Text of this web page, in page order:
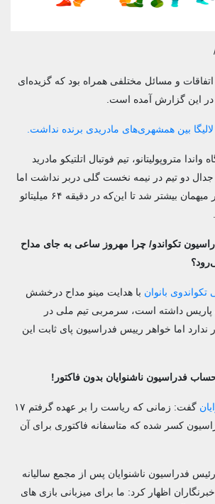
و مسائل مختلفی همراه بود که گزیده‌ای
در این گزارش آمده است.
بین همشهری‌های مادریدی برنده نداشت.
متروپولیتانو، تیم فوتبال اتلتیکو مادرید
جدال دو تیم در نیمه نخست گلی دربر نداشت اما
با شروع نیمه دوم فشار میهمان بیشتر شد تا این‌که در دقیقه ۶۴ میلیتائو
تکواندو/ چرا مهروز ساعی به جای مداح
بانوان با هدایت مینو مداح درخشش
پاریس داشته است، سرمربی تیم ملی در
اما خواهر رییس فدراسیون پای ثابت این
گفت: زمانی که ریاست را بر عهده گرفتم ۱۷
کسر شده که متاسفانه فاکتوری برای آن
فدراسیون ناشنوایان پس از مجمع سالیانه
اظهار کرد: ما برای میزبانی بازی های